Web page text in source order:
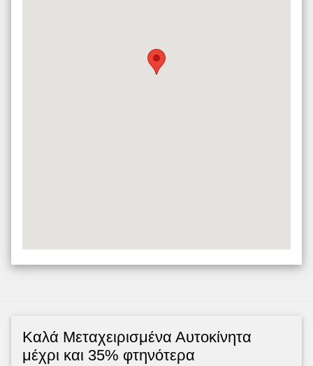
Kαλά Μεταχειρισμένα Αυτοκίνητα
μέχρι και 35% φτηνότερα